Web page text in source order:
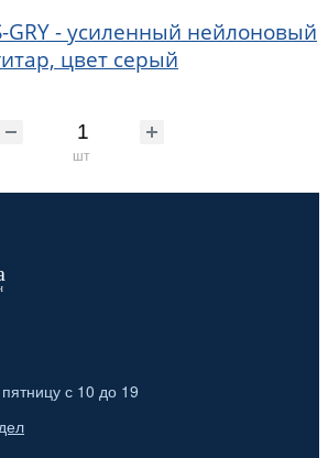
GRY - усиленный нейлоновый
цвет серый
шт
с 10 до 19